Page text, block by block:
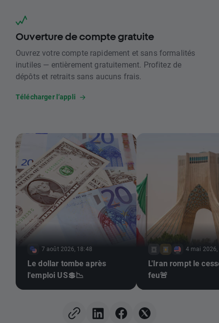
Ouverture de compte gratuite
Ouvrez votre compte rapidement et sans formalités
inutiles — entièrement gratuitement. Profitez de
dépôts et retraits sans aucuns frais.
Télécharger l’appli
7 août 2026, 18:48
Le dollar tombe après
l'emploi US💲📉
4 mai
L'Iran rompt le
feu🚨